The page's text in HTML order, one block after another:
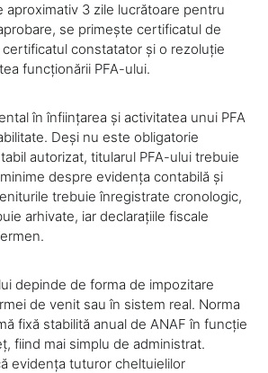
3 zile lucrătoare pentru
se primește certificatul de
constatator și o rezoluție
funcționării PFA-ului.
în înființarea și activitatea unui PFA
Deși nu este obligatorie
autorizat, titularul PFA-ului trebuie
despre evidența contabilă și
trebuie înregistrate cronologic,
arhivate, iar declarațiile fiscale
depinde de forma de impozitare
de venit sau în sistem real. Norma
fixă stabilită anual de ANAF în funcție
fiind mai simplu de administrat.
evidența tuturor cheltuielilor